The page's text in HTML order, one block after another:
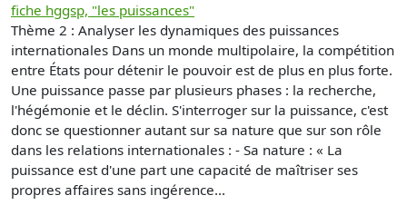
fiche hggsp, "les puissances"
Thème 2 : Analyser les dynamiques des puissances
internationales Dans un monde multipolaire, la compétition
entre États pour détenir le pouvoir est de plus en plus forte.
Une puissance passe par plusieurs phases : la recherche,
l'hégémonie et le déclin. S'interroger sur la puissance, c'est
donc se questionner autant sur sa nature que sur son rôle
dans les relations internationales : - Sa nature : « La
puissance est d'une part une capacité de maîtriser ses
propres affaires sans ingérence...